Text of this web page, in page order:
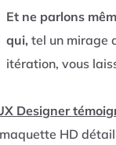
Et ne parlons
qui, tel un mirage
itération, vous
Designer
HD